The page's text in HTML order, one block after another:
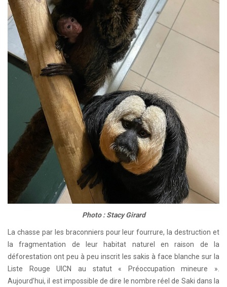
Photo : Stacy Girard
La chasse par les braconniers pour leur fourrure, la destruction et
la fragmentation de leur habitat naturel en raison de la
déforestation ont peu à peu inscrit les sakis à face blanche sur la
Liste Rouge UICN au statut « Préoccupation mineure ».
Aujourd’hui, il est impossible de dire le nombre réel de Saki dans la